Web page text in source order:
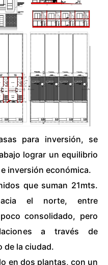
para inversión, se
lograr un equilibrio
inversión económica.
que suman 21mts.
el norte, entre
consolidado, pero
a través de
de la ciudad.
en dos plantas, con un